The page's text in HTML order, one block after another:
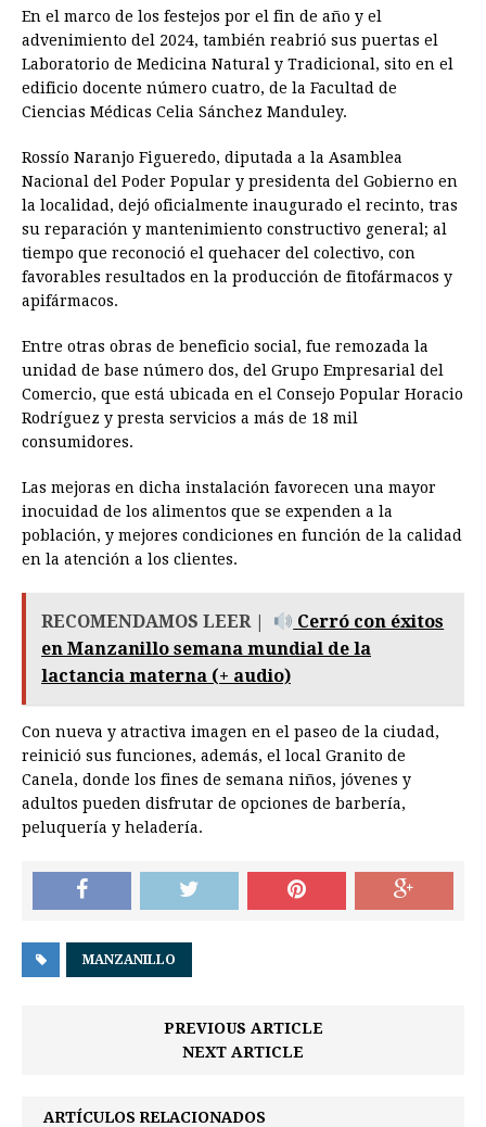
En el marco de los festejos por el fin de año y el
advenimiento del 2024, también reabrió sus puertas el
Laboratorio de Medicina Natural y Tradicional, sito en el
edificio docente número cuatro, de la Facultad de
Ciencias Médicas Celia Sánchez Manduley.
Rossío Naranjo Figueredo, diputada a la Asamblea
Nacional del Poder Popular y presidenta del Gobierno en
la localidad, dejó oficialmente inaugurado el recinto, tras
su reparación y mantenimiento constructivo general; al
tiempo que reconoció el quehacer del colectivo, con
favorables resultados en la producción de fitofármacos y
apifármacos.
Entre otras obras de beneficio social, fue remozada la
unidad de base número dos, del Grupo Empresarial del
Comercio, que está ubicada en el Consejo Popular Horacio
Rodríguez y presta servicios a más de 18 mil
consumidores.
Las mejoras en dicha instalación favorecen una mayor
inocuidad de los alimentos que se expenden a la
población, y mejores condiciones en función de la calidad
en la atención a los clientes.
RECOMENDAMOS LEER |
Cerró con éxitos
en Manzanillo semana mundial de la
lactancia materna (+ audio)
Con nueva y atractiva imagen en el paseo de la ciudad,
reinició sus funciones, además, el local Granito de
Canela, donde los fines de semana niños, jóvenes y
adultos pueden disfrutar de opciones de barbería,
peluquería y heladería.
MANZANILLO
PREVIOUS ARTICLE
NEXT ARTICLE
ARTÍCULOS RELACIONADOS